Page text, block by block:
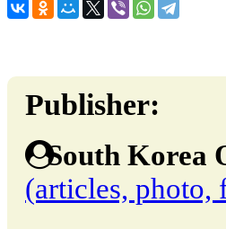
Publisher:
South Korea
(articles, photo,